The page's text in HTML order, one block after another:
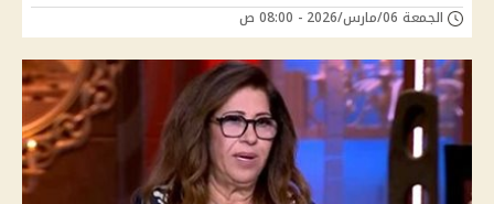
الجمعة 06/مارس/2026 - 08:00 ص